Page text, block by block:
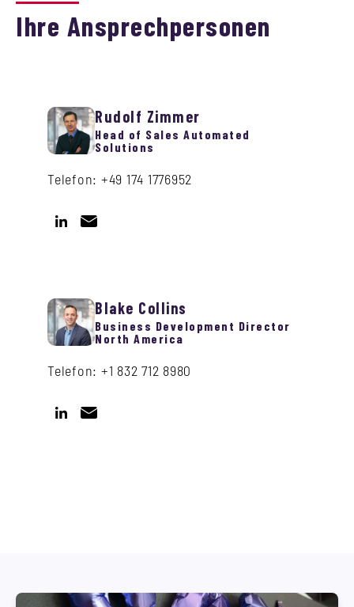
Ihre Ansprechpersonen
Rudolf Zimmer
Head of Sales Automated
Solutions
Telefon: +49 174 1776952
Blake Collins
Business Development Director
North America
Telefon: +1 832 712 8980